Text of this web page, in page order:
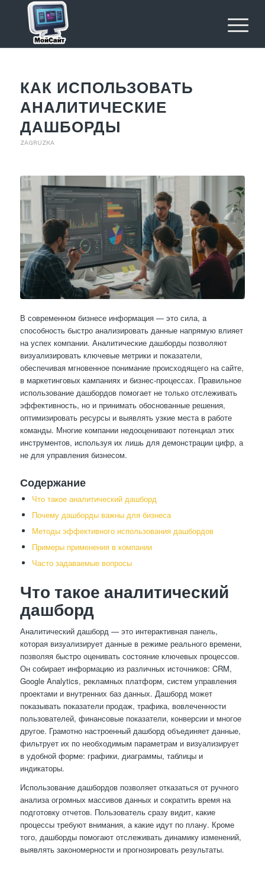
КАК ИСПОЛЬЗОВАТЬ
АНАЛИТИЧЕСКИЕ
ДАШБОРДЫ
ZAGRUZKA
В современном бизнесе информация — это сила, а
способность быстро анализировать данные напрямую влияет
на успех компании. Аналитические дашборды позволяют
визуализировать ключевые метрики и показатели,
обеспечивая мгновенное понимание происходящего на сайте,
в маркетинговых кампаниях и бизнес-процессах. Правильное
использование дашбордов помогает не только отслеживать
эффективность, но и принимать обоснованные решения,
оптимизировать ресурсы и выявлять узкие места в работе
команды. Многие компании недооценивают потенциал этих
инструментов, используя их лишь для демонстрации цифр, а
не для управления бизнесом.
Содержание
Что такое аналитический дашборд
Почему дашборды важны для бизнеса
Методы эффективного использования дашбордов
Примеры применения в компании
Часто задаваемые вопросы
Что такое аналитический
дашборд
Аналитический дашборд — это интерактивная панель,
которая визуализирует данные в режиме реального времени,
позволяя быстро оценивать состояние ключевых процессов.
Он собирает информацию из различных источников: CRM,
Google Analytics, рекламных платформ, систем управления
проектами и внутренних баз данных. Дашборд может
показывать показатели продаж, трафика, вовлеченности
пользователей, финансовые показатели, конверсии и многое
другое. Грамотно настроенный дашборд объединяет данные,
фильтрует их по необходимым параметрам и визуализирует
в удобной форме: графики, диаграммы, таблицы и
индикаторы.
Использование дашбордов позволяет отказаться от ручного
анализа огромных массивов данных и сократить время на
подготовку отчетов. Пользователь сразу видит, какие
процессы требуют внимания, а какие идут по плану. Кроме
того, дашборды помогают отслеживать динамику изменений,
выявлять закономерности и прогнозировать результаты.